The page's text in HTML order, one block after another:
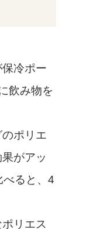
冷ポー
飲み物を
ポリエ
がアッ
ると、4
リエス